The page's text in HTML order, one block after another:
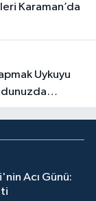
Acı Günü: